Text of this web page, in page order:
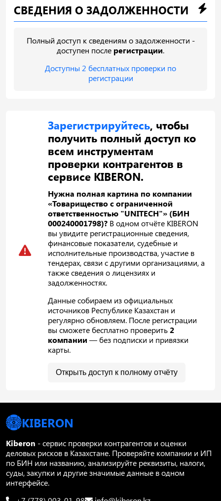
СВЕДЕНИЯ О ЗАДОЛЖЕННОСТИ
Полный доступ к сведениям о задолженности -
доступен после регистрации.
Доступны 2 бесплатных проверки по
регистрации
Зарегистрируйтесь, чтобы
получить полный доступ ко
всем инструментам
проверки контрагентов в
сервисе KIBERON.
Нужна полная картина по компании
«Товарищество с ограниченной
ответственностью "UNITECH"» (БИН
000240001798)? В одном отчёте KIBERON
вы увидите регистрационные сведения,
финансовые показатели, судебные и
исполнительные производства, участие в
тендерах, связи с другими организациями, а
также сведения о лицензиях и
задолженностях.
Данные собираем из официальных
источников Республике Казахстан и
регулярно обновляем. После регистрации
вы сможете бесплатно проверить2
компании — без подписки и привязки
карты.
Открыть доступ к полному отчёту
KIBERON
Kiberon - сервис проверки контрагентов и оценки
деловых рисков в Казахстане. Проверяйте компании и ИП
по БИН или названию, анализируйте реквизиты, налоги,
суды, закупки и другие значимые данные в одном
интерфейсе.